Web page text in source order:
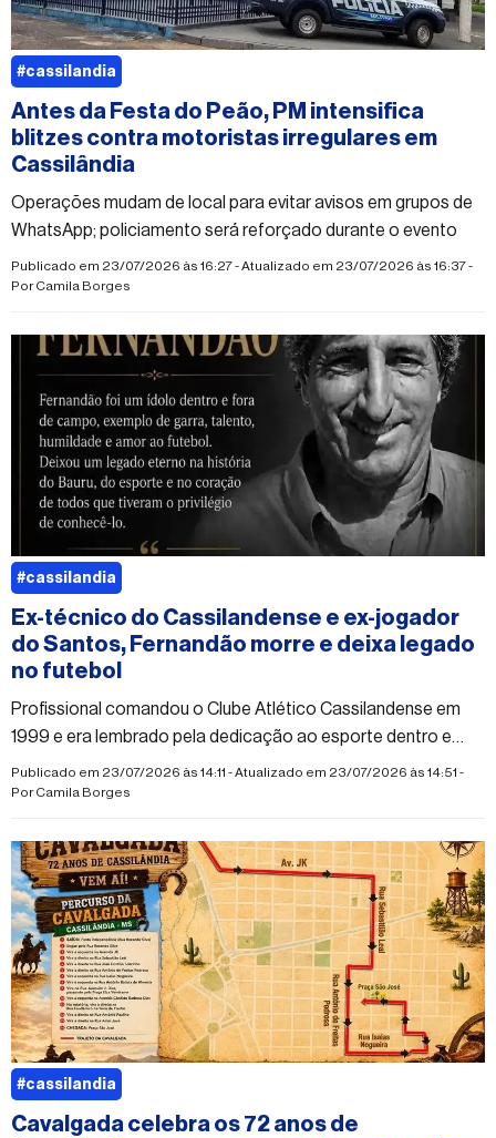
Antes da Festa do Peão, PM intensifica
blitzes contra motoristas irregulares em
Cassilândia
Operações mudam de local para evitar avisos em grupos de
WhatsApp; policiamento será reforçado durante o evento
Publicado em 23/07/2026 às 16:27 - Atualizado em 23/07/2026 às 16:37 -
PorCamila Borges
#cassilandia
Ex-técnico do Cassilandense e ex-jogador
do Santos, Fernandão morre e deixa legado
no futebol
Profissional comandou o Clube Atlético Cassilandense em
1999 e era lembrado pela dedicação ao esporte dentro e
fora dos gramados.
Publicado em 23/07/2026 às 14:11 - Atualizado em 23/07/2026 às 14:51 -
PorCamila Borges
#cassilandia
Cavalgada celebra os 72 anos de
#cassilandia